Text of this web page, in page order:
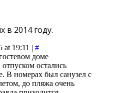
в 2014 году.
at 19:11 | #
доме
остались
В номерах был санузел с
до пляжа очень